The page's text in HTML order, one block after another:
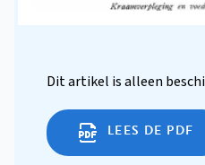
Dit artikel is alleen
LEES DE PDF